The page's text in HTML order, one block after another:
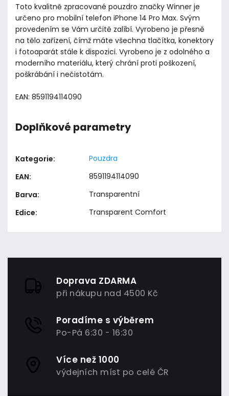
Toto kvalitně zpracované pouzdro značky Winner je
určeno pro mobilní telefon iPhone 14 Pro Max. Svým
provedením se Vám určitě zalíbí. Vyrobeno je přesně
na tělo zařízení, čímž máte všechna tlačítka, konektory
i fotoaparát stále k dispozici. Vyrobeno je z odolného a
moderního materiálu, který chrání proti poškození,
poškrábání i nečistotám.
EAN: 8591194114090
Doplňkové parametry
Kategorie:
Pouzdra
EAN:
8591194114090
Barva:
Transparentní
Edice: Transparent Comfort
Doprava ZDARMA
při nákupu nad 4500 Kč
Poradíme s výběrem
Po-Pá 6:30 - 16:30
Více než 1000
výdejních míst po celé ČR